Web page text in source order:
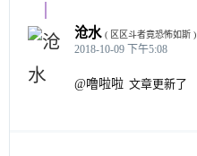
沧水 ( 区区斗者竟恐怖如斯 )
2018-10-09 下午5:08
@噜啦啦 文章更新了